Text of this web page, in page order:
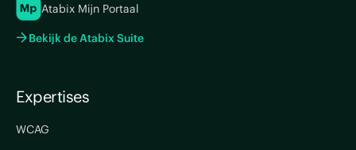
Atabix Mijn Portaal
Bekijk de Atabix Suite
Expertises
WCAG